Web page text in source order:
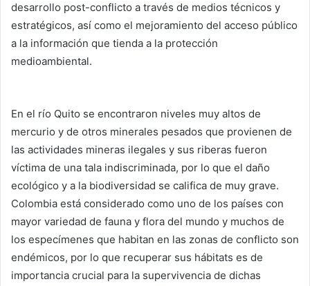
desarrollo post-conflicto a través de medios técnicos y
estratégicos, así como el mejoramiento del acceso público
a la información que tienda a la protección
medioambiental.
En el río Quito se encontraron niveles muy altos de
mercurio y de otros minerales pesados que provienen de
las actividades mineras ilegales y sus riberas fueron
víctima de una tala indiscriminada, por lo que el daño
ecológico y a la biodiversidad se califica de muy grave.
Colombia está considerado como uno de los países con
mayor variedad de fauna y flora del mundo y muchos de
los especímenes que habitan en las zonas de conflicto son
endémicos, por lo que recuperar sus hábitats es de
importancia crucial para la supervivencia de dichas